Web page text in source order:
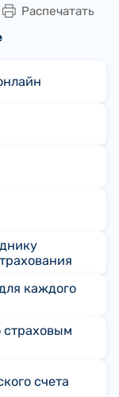
Распечатать
каждого
страховым
счета